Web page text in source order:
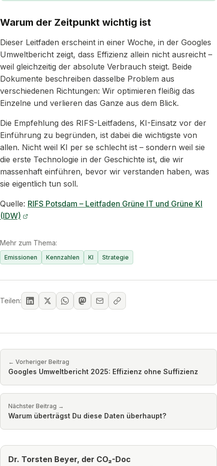
Warum der Zeitpunkt wichtig ist
Dieser Leitfaden erscheint in einer Woche, in der Googles
Umweltbericht zeigt, dass Effizienz allein nicht ausreicht –
weil gleichzeitig der absolute Verbrauch steigt. Beide
Dokumente beschreiben dasselbe Problem aus
verschiedenen Richtungen: Wir optimieren fleißig das
Einzelne und verlieren das Ganze aus dem Blick.
Die Empfehlung des RIFS-Leitfadens, KI-Einsatz vor der
Einführung zu begründen, ist dabei die wichtigste von
allen. Nicht weil KI per se schlecht ist – sondern weil sie
die erste Technologie in der Geschichte ist, die wir
massenhaft einführen, bevor wir verstanden haben, was
sie eigentlich tun soll.
Quelle: RIFS Potsdam – Leitfaden Grüne IT und Grüne KI
(IDW)
Mehr zum Thema:
Emissionen Kennzahlen KI Strategie
Teilen:
← Vorheriger Beitrag
Googles Umweltbericht 2025: Effizienz ohne Suffizienz
Nächster Beitrag →
Warum überträgst Du diese Daten überhaupt?
Dr. Torsten Beyer, der CO₂-Doc